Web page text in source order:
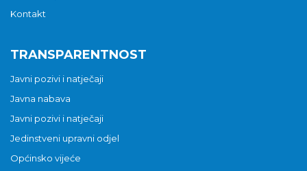
Kontakt
TRANSPARENTNOST
Javni pozivi i natječaji
Javna nabava
Javni pozivi i natječaji
Jedinstveni upravni odjel
Općinsko vijeće